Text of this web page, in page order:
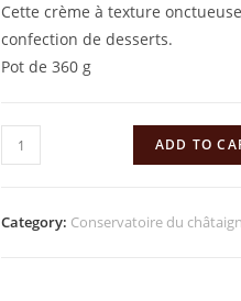
Cette crème à texture
confection de desserts.
Pot de 360 g
ADD TO
Category: Conservatoire du